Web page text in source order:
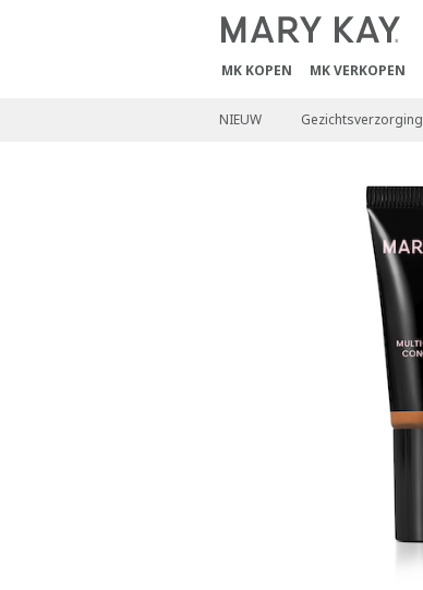
MK KOPEN MK VERKOPEN
NIEUW Gezichtsverzorging